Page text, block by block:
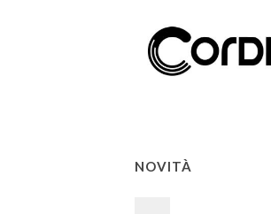
NOVITÀ